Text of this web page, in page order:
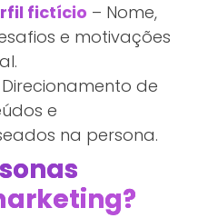
fictício – Nome,
e motivações
de
e
na persona.